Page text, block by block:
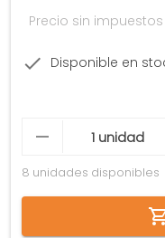
Precio sin
Disponible en
8 unidades disponibles